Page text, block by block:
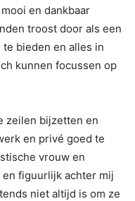
en dankbaar
troost door als een
bieden en alles in
kunnen focussen op
zeilen bijzetten en
en privé goed te
vrouw en
figuurlijk achter mij
niet altijd is om ze